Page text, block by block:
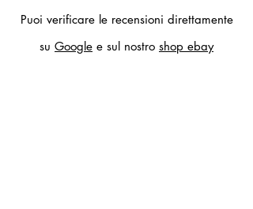
Puoi verificare le recensioni direttamente
su Google e sul nostro shop ebay